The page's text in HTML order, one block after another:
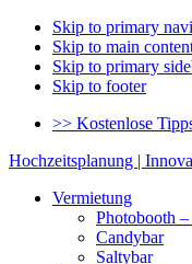
Skip to primary
Skip to main
Skip to primary
Skip to footer
>> Kostenlose
Hochzeitsplanung |
Vermietung
Photobooth
Candybar
Saltybar